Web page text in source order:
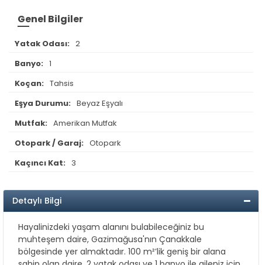
Genel Bilgiler
Yatak Odası: 2
Banyo: 1
Koçan: Tahsis
Eşya Durumu: Beyaz Eşyalı
Mutfak: Amerikan Mutfak
Otopark / Garaj: Otopark
Kaçıncı Kat: 3
Detaylı Bilgi
Hayalinizdeki yaşam alanını bulabileceğiniz bu
muhteşem daire, Gazimağusa'nın Çanakkale
bölgesinde yer almaktadır. 100 m²’lik geniş bir alana